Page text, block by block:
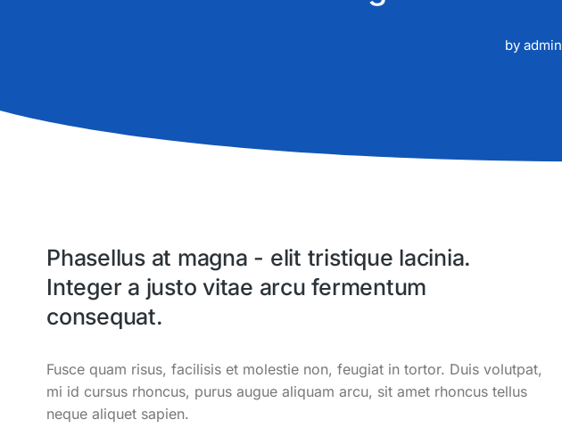
by admin
Phasellus at magna - elit tristique lacinia.
Integer a justo vitae arcu fermentum
consequat.
Fusce quam risus, facilisis et molestie non, feugiat in tortor. Duis volutpat,
mi id cursus rhoncus, purus augue aliquam arcu, sit amet rhoncus tellus
neque aliquet sapien.